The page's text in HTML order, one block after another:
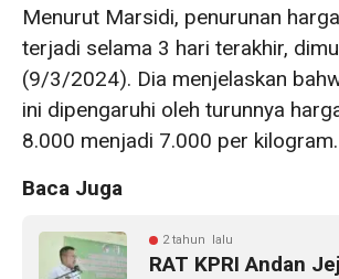
Menurut Marsidi, penurunan
terjadi selama 3 hari terakhir,
(9/3/2024). Dia menjelaskan
ini dipengaruhi oleh turunnya
8.000 menjadi 7.000 per kilogram.
Baca Juga
2 tahun lalu
RAT KPRI Andan